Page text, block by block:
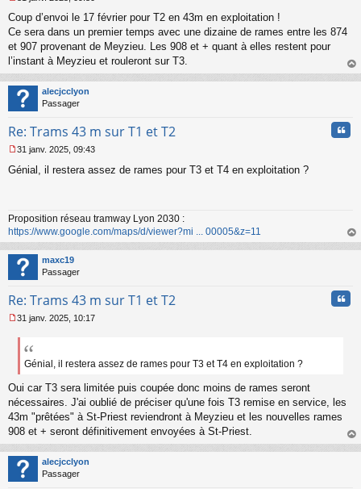
e
s
s
g
n
o
l
u
Coup d’envoi le 17 février pour T2 en 43m en exploitation !
Ce sera dans un premier temps avec une dizaine de rames entre les 874
et 907 provenant de Meyzieu. Les 908 et + quant à elles restent pour
l’instant à Meyzieu et rouleront sur T3.
au
alecjcclyon
Passager
Re: Trams 43 m sur T1 et T2
e
g
e
n
o
n
l
31 janv. 2025, 09:43
Génial, il restera assez de rames pour T3 et T4 en exploitation ?
Proposition réseau tramway Lyon 2030 :
https://www.google.com/maps/d/viewer?mi ... 00005&z=11
au
maxc19
Passager
Re: Trams 43 m sur T1 et T2
e
a
g
e
n
o
n
u
31 janv. 2025, 10:17
Génial, il restera assez de rames pour T3 et T4 en exploitation ?
Oui car T3 sera limitée puis coupée donc moins de rames seront
nécessaires. J'ai oublié de préciser qu'une fois T3 remise en service, les
43m "prêtées" à St-Priest reviendront à Meyzieu et les nouvelles rames
908 et + seront définitivement envoyées à St-Priest.
au
alecjcclyon
Passager